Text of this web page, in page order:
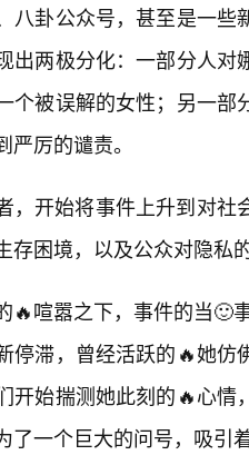
八卦公众号，甚至是一
出两极分化：一部分人
个被误解的女性；另一
严厉的谴责。
，开始将事件上升到对
存困境，以及公众对隐私
🔥喧嚣之下，事件的当🙂
停滞，曾经活跃的🔥她
开始揣测她此刻的🔥心
了一个巨大的问号，吸引